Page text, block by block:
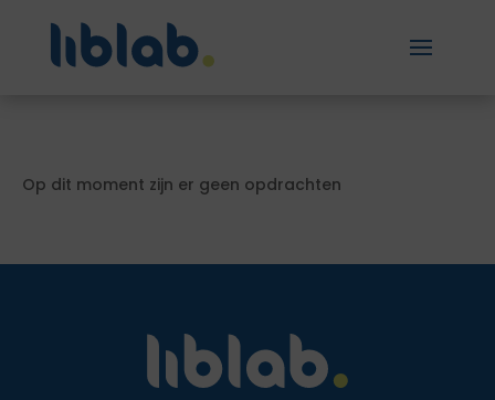
Op dit moment zijn er geen opdrachten